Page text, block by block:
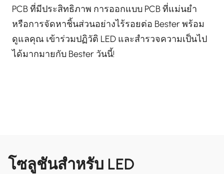
PCB ที่มีประสิทธิภาพ การออกแบบ PCB ที่แม่นยำ
หรือการจัดหาชิ้นส่วนอย่างไร้รอยต่อ Bester พร้อม
ดูแลคุณ เข้าร่วมปฏิวัติ LED และสำรวจความเป็นไป
ได้มากมายกับ Bester วันนี้!
โซลูชันสำหรับ LED